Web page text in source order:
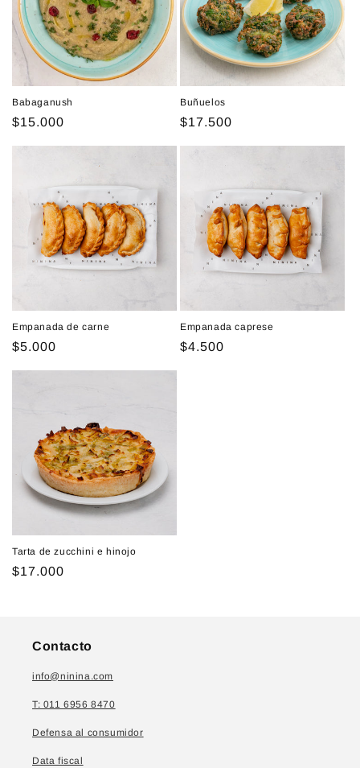
ó
n
Babaganush
Precio
$15.000
Buñuelos
Precio
$17.500
Empanada de carne
Precio
$5.000
Empanada caprese
Precio
$4.500
Tarta de zucchini e hinojo
Precio
$17.000
Contacto
info@ninina.com
T: 011 6956 8470
Defensa al consumidor
Data fiscal